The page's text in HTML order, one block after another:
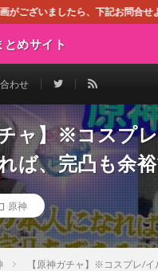
下記お問合せよりご連絡くだ
とめサイト
わせ
チャ】※コスプ
ば、完凸も余
原神
【原神ガチャ】※コスプレ/